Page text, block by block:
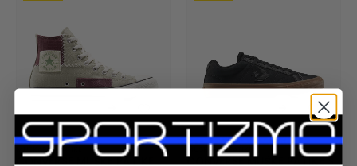
MUSKARCI PATIKE
CONVERSE MUŠKE PATIKE Chuck Taylor All Star Patchwork
MUSKARCI,PATIKE
CONVERSE MUŠKE PATIKE Sport Casual